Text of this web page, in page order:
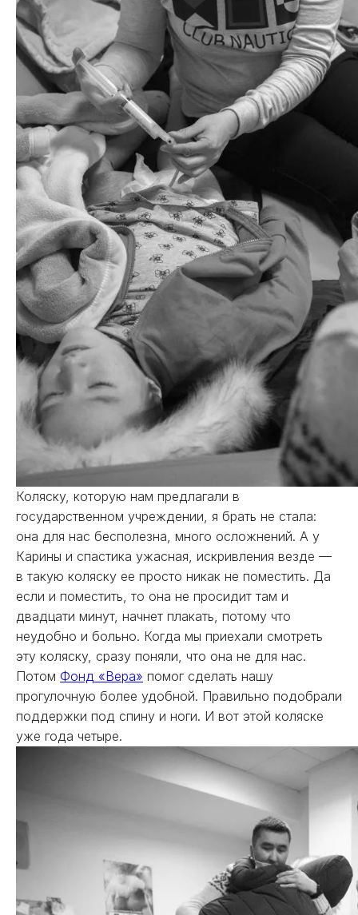
Коляску, которую нам предлагали в
государственном учреждении, я брать не стала:
она для нас бесполезна, много осложнений. А у
Карины и спастика ужасная, искривления везде —
в такую коляску ее просто никак не поместить. Да
если и поместить, то она не просидит там и
двадцати минут, начнет плакать, потому что
неудобно и больно. Когда мы приехали смотреть
эту коляску, сразу поняли, что она не для нас.
Потом Фонд «Вера» помог сделать нашу
прогулочную более удобной. Правильно подобрали
поддержки под спину и ноги. И вот этой коляске
уже года четыре.